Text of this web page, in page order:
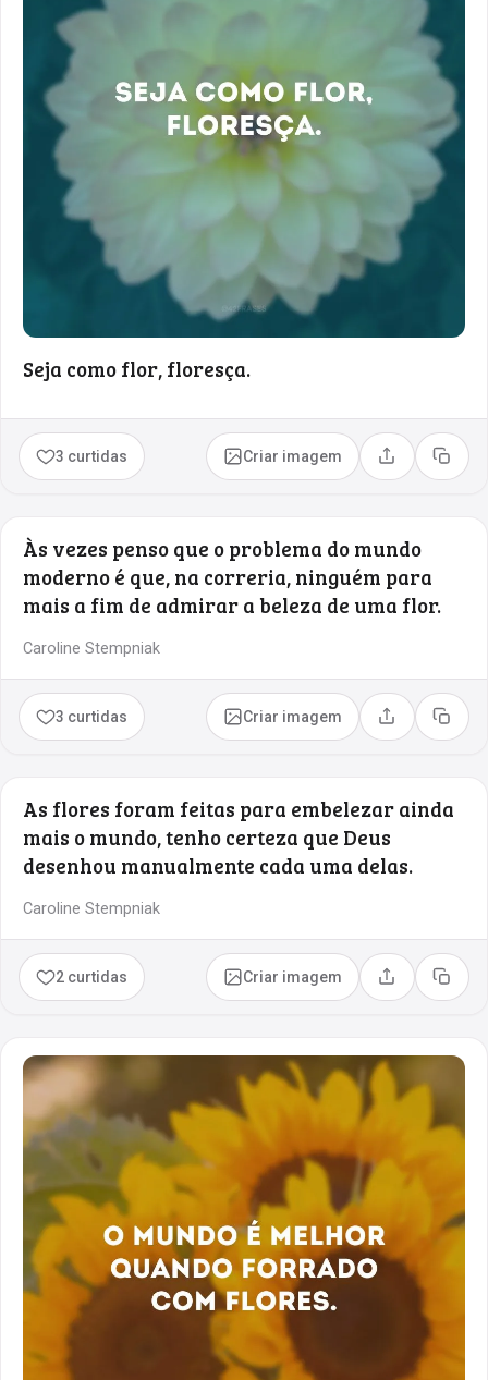
Seja como flor, floresça.
3 curtidas Criar imagem Compartilhar
Copiar
Às vezes penso que o problema do mundo
moderno é que, na correria, ninguém para
mais a fim de admirar a beleza de uma flor.
Caroline Stempniak
3 curtidas Criar imagem Compartilhar
Copiar
As flores foram feitas para embelezar ainda
mais o mundo, tenho certeza que Deus
desenhou manualmente cada uma delas.
Caroline Stempniak
2 curtidas Criar imagem Compartilhar
Copiar